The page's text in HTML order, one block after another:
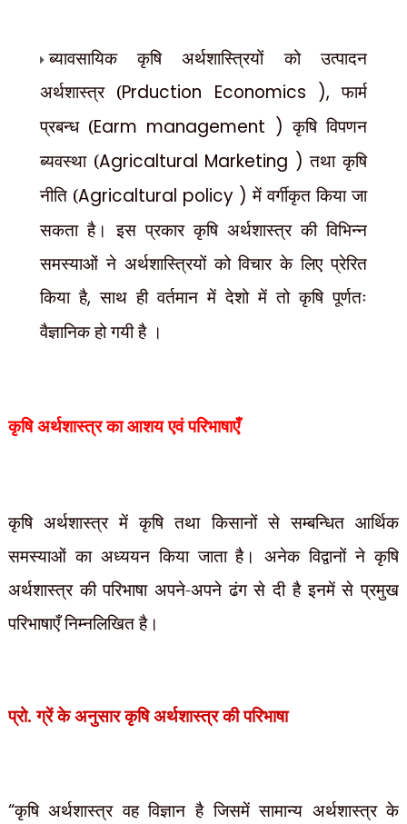
ब्यावसायिक कृषि अर्थशास्त्रियों को उत्पादन
अर्थशास्त्र (Prduction Economics ),फार्म
प्रबन्ध (Earm management )कृषि विपणन
ब्यवस्था (Agricaltural Marketing )तथा कृषि
नीति (Agricaltural policy )में वर्गीकृत किया जा
सकता है। इस प्रकार कृषि अर्थशास्त्र की विभिन्न
समस्याओं ने अर्थशास्त्रियों को विचार के लिए प्रेरित
किया है,साथ ही वर्तमान में देशो में तो कृषि पूर्णतः
वैज्ञानिक हो गयी है ।
कृषि अर्थशास्त्र का आशय एवं परिभाषाएँ
कृषि अर्थशास्त्र में कृषि तथा किसानों से सम्बन्धित आर्थिक
समस्याओं का अध्ययन किया जाता है। अनेक विद्वानों ने कृषि
अर्थशास्त्र की परिभाषा अपने-अपने ढंग से दी है इनमें से प्रमुख
परिभाषाएँ निम्नलिखित है।
प्रो. ग्रें के अनुसारकृषि अर्थशास्त्र की परिभाषा
“कृषि अर्थशास्त्र वह विज्ञान है जिसमें सामान्य अर्थशास्त्र के